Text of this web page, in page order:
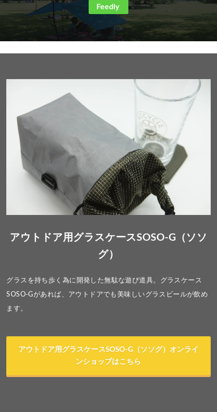
Feedly
アウトドア用グラスケースSOSO-G（ソソ
グ）
グラスを持ち歩く為に開発した無駄な遊び道具。グラスケース
SOSO-Gがあれば、アウトドアでも美味しいグラスビールが飲め
ます。
アウトドア用グラスケースSOSO-G（ソソグ）オンライ
ンショップはこちら